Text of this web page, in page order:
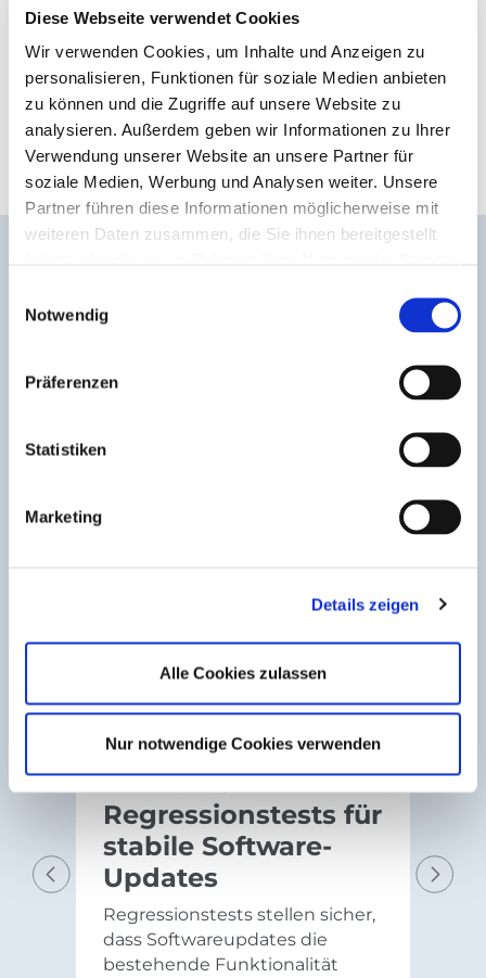
Diese Webseite verwendet Cookies
Wir verwenden Cookies, um Inhalte und Anzeigen zu
personalisieren, Funktionen für soziale Medien anbieten
zu können und die Zugriffe auf unsere Website zu
analysieren. Außerdem geben wir Informationen zu Ihrer
Verwendung unserer Website an unsere Partner für
soziale Medien, Werbung und Analysen weiter. Unsere
Partner führen diese Informationen möglicherweise mit
weiteren Daten zusammen, die Sie ihnen bereitgestellt
Notwendig
Präferenzen
Statistiken
Marketing
Details zeigen
Alle Cookies zulassen
Nur notwendige Cookies verwenden
umfangreiche Testaufwände effizient
bewältigen sowie Fehlersituationen gezielt
identifizieren und dokumentieren. Dies
führt zu einer hohen Testtiefe bei
reduziertem manuellem Aufwand.
e
Effiziente
Regressionstests für
stabile Software-
Updates
Regressionstests stellen sicher,
dass Softwareupdates die
bestehende Funktionalität
Previous